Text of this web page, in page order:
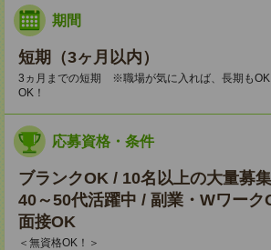
期間
短期（3ヶ月以内）
3ヵ月までの短期 ※職場が気に入れば、長期も
OK！
応募資格・条件
ブランクOK / 10名以上の大量募
40～50代活躍中 / 副業・Wワーク
面接OK
＜無資格OK！＞